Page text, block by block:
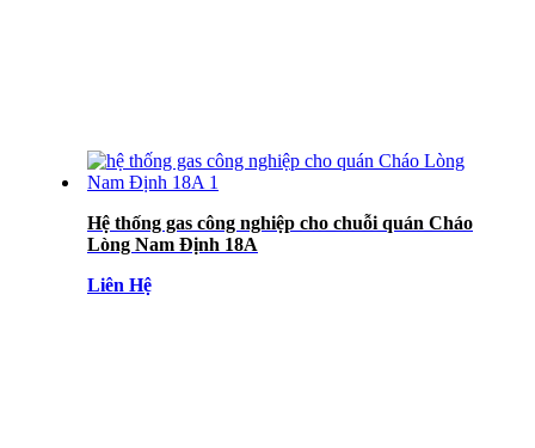
Hệ thống gas công nghiệp cho chuỗi quán Cháo
Lòng Nam Định 18A
Liên Hệ